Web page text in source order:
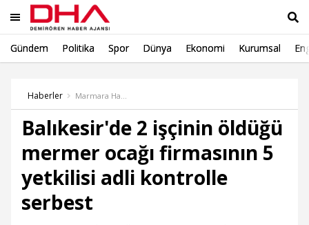
Gündem Politika Spor Dünya Ekonomi Kurumsal
Haberler
Balıkesir'de 2 işçinin öldüğü
mermer ocağı firmasının 5
yetkilisi adli kontrolle
serbest